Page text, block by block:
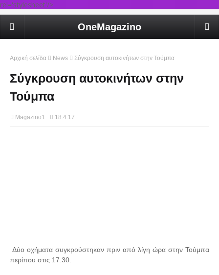
rel='stylesheet'/>
OneMagazino
Αρχική σελίδα News Σύγκρουση αυτοκινήτων στην Τούμπα
Σύγκρουση αυτοκινήτων στην
Τούμπα
Magazino1 18.4.17
Δύο οχήματα συγκρούστηκαν πριν από λίγη ώρα στην Τούμπα
περίπου στις 17.30.